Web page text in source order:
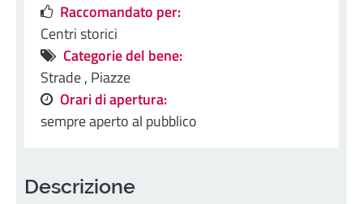
Raccomandato per:
Centri storici
Categorie del bene:
Strade , Piazze
Orari di apertura:
sempre aperto al pubblico
Descrizione